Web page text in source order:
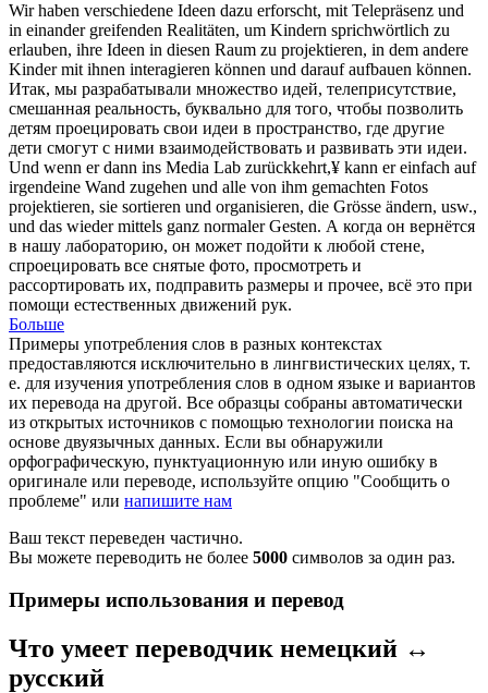
Wir haben verschiedene Ideen dazu erforscht, mit Telepräsenz und
in einander greifenden Realitäten, um Kindern sprichwörtlich zu
erlauben, ihre Ideen in diesen Raum zu projektieren, in dem andere
Kinder mit ihnen interagieren können und darauf aufbauen können.
Итак, мы разрабатывали множество идей, телеприсутствие,
смешанная реальность, буквально для того, чтобы позволить
детям проецировать свои идеи в пространство, где другие
дети смогут с ними взаимодействовать и развивать эти идеи.
Und wenn er dann ins Media Lab zurückkehrt,¥ kann er einfach auf
irgendeine Wand zugehen und alle von ihm gemachten Fotos
projektieren, sie sortieren und organisieren, die Grösse ändern, usw.,
und das wieder mittels ganz normaler Gesten. А когда он вернётся
в нашу лабораторию, он может подойти к любой стене,
спроецировать все снятые фото, просмотреть и
рассортировать их, подправить размеры и прочее, всё это при
помощи естественных движений рук.
Больше
Примеры употребления слов в разных контекстах
предоставляются исключительно в лингвистических целях, т.
е. для изучения употребления слов в одном языке и вариантов
их перевода на другой. Все образцы собраны автоматически
из открытых источников с помощью технологии поиска на
основе двуязычных данных. Если вы обнаружили
орфографическую, пунктуационную или иную ошибку в
оригинале или переводе, используйте опцию "Сообщить о
проблеме" или напишите нам
Ваш текст переведен частично.
Вы можете переводить не более 5000 символов за один раз.
Примеры использования и перевод
Что умеет переводчик немецкий ↔
русский